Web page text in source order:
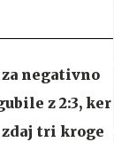
negativno
z 2:3, ker
tri kroge